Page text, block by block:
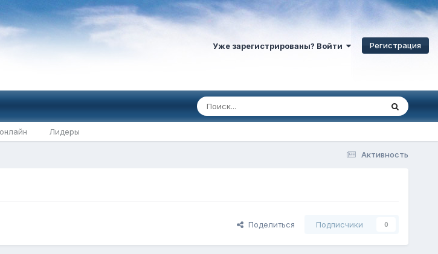
Уже зарегистрированы? Войти Регистрация
Лидеры
Активность
Поделиться Подписчики 0